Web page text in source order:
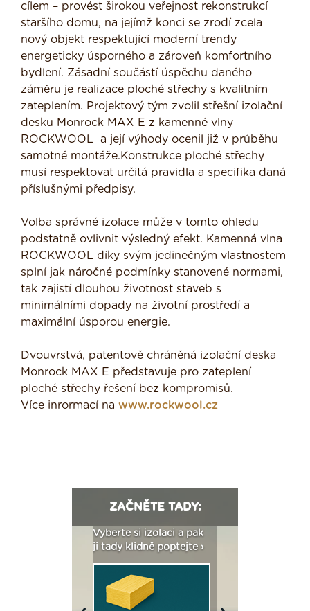
cílem – provést širokou veřejnost rekonstrukcí
staršího domu, na jejímž konci se zrodí zcela
nový objekt respektující moderní trendy
energeticky úsporného a zároveň komfortního
bydlení. Zásadní součástí úspěchu daného
záměru je realizace ploché střechy s kvalitním
zateplením. Projektový tým zvolil střešní izolační
desku Monrock MAX E z kamenné vlny
ROCKWOOL a její výhody ocenil již v průběhu
samotné montáže.Konstrukce ploché střechy
musí respektovat určitá pravidla a specifika daná
příslušnými předpisy.
Volba správné izolace může v tomto ohledu
podstatně ovlivnit výsledný efekt. Kamenná vlna
ROCKWOOL díky svým jedinečným vlastnostem
splní jak náročné podmínky stanovené normami,
tak zajistí dlouhou životnost staveb s
minimálními dopady na životní prostředí a
maximální úsporou energie.
Dvouvrstvá, patentově chráněná izolační deska
Monrock MAX E představuje pro zateplení
ploché střechy řešení bez kompromisů.
Více inrormací na www.rockwool.cz
ZAČNĚTE TADY:
Vyberte si izolaci a pak
ji tady klidně poptejte ›